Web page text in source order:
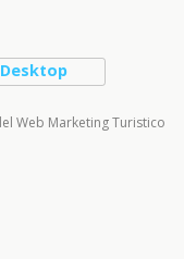
Web Marketing Turistico